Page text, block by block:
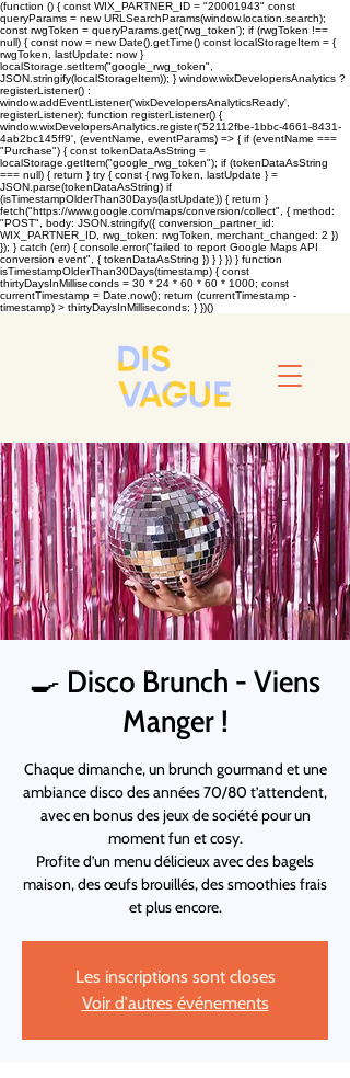
(function () { const WIX_PARTNER_ID = "20001943" const
queryParams = new URLSearchParams(window.location.search);
const rwgToken = queryParams.get('rwg_token'); if (rwgToken !==
null) { const now = new Date().getTime() const localStorageItem = {
rwgToken, lastUpdate: now }
localStorage.setItem("google_rwg_token",
JSON.stringify(localStorageItem)); } window.wixDevelopersAnalytics ?
registerListener() :
window.addEventListener('wixDevelopersAnalyticsReady',
registerListener); function registerListener() {
window.wixDevelopersAnalytics.register('52112fbe-1bbc-4661-8431-
4ab2bc145ff9', (eventName, eventParams) => { if (eventName ===
"Purchase") { const tokenDataAsString =
localStorage.getItem("google_rwg_token"); if (tokenDataAsString
=== null) { return } try { const { rwgToken, lastUpdate } =
JSON.parse(tokenDataAsString) if
(isTimestampOlderThan30Days(lastUpdate)) { return }
fetch("https://www.google.com/maps/conversion/collect", { method:
"POST", body: JSON.stringify({ conversion_partner_id:
WIX_PARTNER_ID, rwg_token: rwgToken, merchant_changed: 2 })
}); } catch (err) { console.error("failed to report Google Maps API
conversion event", { tokenDataAsString }) } } }) } function
isTimestampOlderThan30Days(timestamp) { const
thirtyDaysInMilliseconds = 30 * 24 * 60 * 60 * 1000; const
currentTimestamp = Date.now(); return (currentTimestamp -
timestamp) > thirtyDaysInMilliseconds; } })()
🍳 Disco Brunch - Viens
Manger !
Chaque dimanche, un brunch gourmand et une
ambiance disco des années 70/80 t’attendent,
avec en bonus des jeux de société pour un
moment fun et cosy.
Profite d’un menu délicieux avec des bagels
maison, des œufs brouillés, des smoothies frais
et plus encore.
Les inscriptions sont closes
Voir d'autres événements